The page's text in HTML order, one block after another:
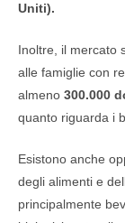
Uniti).
Inoltre, il mercato
alle famiglie con
almeno 300.000
quanto riguarda i
Esistono anche
degli alimenti e
principalmente